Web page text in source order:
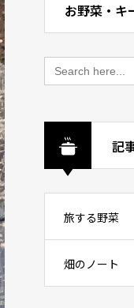
お野菜・キ
Search
for:
記
旅する野菜
畑のノート